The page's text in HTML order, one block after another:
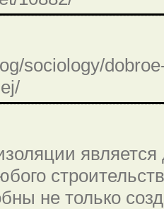
sociology/
не только